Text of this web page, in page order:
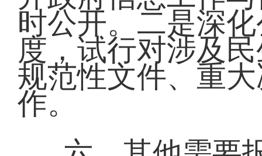
时公开。二是深
度，试行对涉及
规范性文件、重
作。